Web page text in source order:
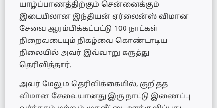
யாழ்ப்பாணத்திற்கும் சென்னைக்கும்
இடையிலான இந்தியன் ஏர்லைன்ஸ் விமான
சேவை ஆரம்பிக்கப்பட்டு 100 நாட்கள்
நிறைவடையும் நிகழ்வை கொண்டாடிய
நிலையில் அவர் இவ்வாறு கருத்து
தெரிவித்தார்.
அவர் மேலும் தெரிவிக்கையில், குறித்த
விமான சேவையானது இரு நாட்டு இணைப்பு